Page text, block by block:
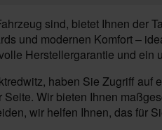
sind, bietet Ihnen der
und modernen Komfort –
Herstellergarantie und ein
haben Sie Zugriff
Wir bieten Ihnen
wir helfen Ihnen, das für